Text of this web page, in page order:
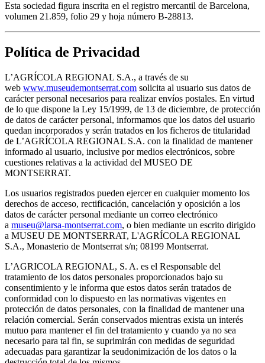
Esta sociedad figura inscrita en el registro mercantil de Barcelona,
volumen 21.859, folio 29 y hoja número B-28813.
Política de Privacidad
L’AGRÍCOLA REGIONAL S.A., a través de su
web www.museudemontserrat.com solicita al usuario sus datos de
carácter personal necesarios para realizar envíos postales. En virtud
de lo que dispone la Ley 15/1999, de 13 de diciembre, de protección
de datos de carácter personal, informamos que los datos del usuario
quedan incorporados y serán tratados en los ficheros de titularidad
de L’AGRÍCOLA REGIONAL S.A. con la finalidad de mantener
informado al usuario, inclusive por medios electrónicos, sobre
cuestiones relativas a la actividad del MUSEO DE
MONTSERRAT.
Los usuarios registrados pueden ejercer en cualquier momento los
derechos de acceso, rectificación, cancelación y oposición a los
datos de carácter personal mediante un correo electrónico
a museu@larsa-montserrat.com, o bien mediante un escrito dirigido
a MUSEU DE MONTSERRAT, L'AGRÍCOLA REGIONAL
S.A., Monasterio de Montserrat s/n; 08199 Montserrat.
L’AGRICOLA REGIONAL, S. A. es el Responsable del
tratamiento de los datos personales proporcionados bajo su
consentimiento y le informa que estos datos serán tratados de
conformidad con lo dispuesto en las normativas vigentes en
protección de datos personales, con la finalidad de mantener una
relación comercial. Serán conservados mientras exista un interés
mutuo para mantener el fin del tratamiento y cuando ya no sea
necesario para tal fin, se suprimirán con medidas de seguridad
adecuadas para garantizar la seudonimización de los datos o la